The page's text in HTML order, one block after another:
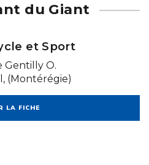
du Giant
et Sport
Gentilly O.
(Montérégie)
LA FICHE